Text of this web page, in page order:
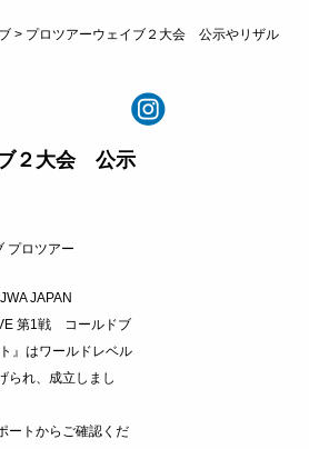
> プロツアーウェイブ２大会 公示やリザル
２大会 公示
プロツアー
JAPAN
第1戦 コールドブ
』はワールドレベル
られ、成立しまし
ートからご確認くだ